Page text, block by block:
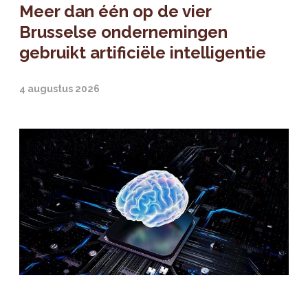
Meer dan één op de vier
Brusselse ondernemingen
gebruikt artificiële intelligentie
4 augustus 2026